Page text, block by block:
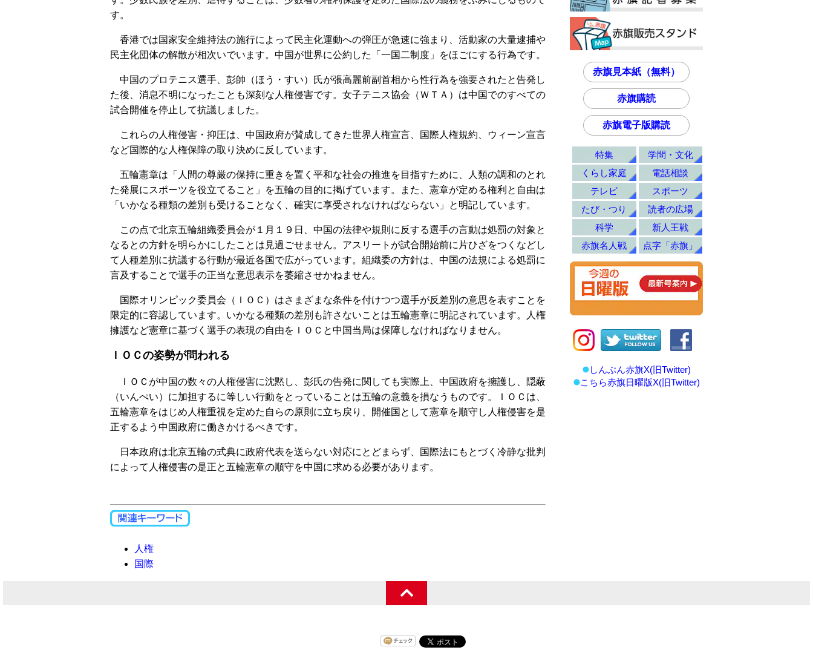
す。
香港では国家安全維持法の施行によって民主化運動への弾圧が急速に強まり、活動家の大量逮捕や
民主化団体の解散が相次いでいます。中国が世界に公約した「一国二制度」をほごにする行為です。
中国のプロテニス選手、彭帥（ほう・すい）氏が張高麗前副首相から性行為を強要されたと告発し
た後、消息不明になったことも深刻な人権侵害です。女子テニス協会（ＷＴＡ）は中国でのすべての
試合開催を停止して抗議しました。
これらの人権侵害・抑圧は、中国政府が賛成してきた世界人権宣言、国際人権規約、ウィーン宣言
など国際的な人権保障の取り決めに反しています。
五輪憲章は「人間の尊厳の保持に重きを置く平和な社会の推進を目指すために、人類の調和のとれ
た発展にスポーツを役立てること」を五輪の目的に掲げています。また、憲章が定める権利と自由は
「いかなる種類の差別も受けることなく、確実に享受されなければならない」と明記しています。
この点で北京五輪組織委員会が１月１９日、中国の法律や規則に反する選手の言動は処罰の対象と
なるとの方針を明らかにしたことは見過ごせません。アスリートが試合開始前に片ひざをつくなどし
て人種差別に抗議する行動が最近各国で広がっています。組織委の方針は、中国の法規による処罰に
言及することで選手の正当な意思表示を萎縮させかねません。
国際オリンピック委員会（ＩＯＣ）はさまざまな条件を付けつつ選手が反差別の意思を表すことを
限定的に容認しています。いかなる種類の差別も許さないことは五輪憲章に明記されています。人権
擁護など憲章に基づく選手の表現の自由をＩＯＣと中国当局は保障しなければなりません。
ＩＯＣの姿勢が問われる
ＩＯＣが中国の数々の人権侵害に沈黙し、彭氏の告発に関しても実際上、中国政府を擁護し、隠蔽
（いんぺい）に加担するに等しい行動をとっていることは五輪の意義を損なうものです。ＩＯＣは、
五輪憲章をはじめ人権重視を定めた自らの原則に立ち戻り、開催国として憲章を順守し人権侵害を是
正するよう中国政府に働きかけるべきです。
日本政府は北京五輪の式典に政府代表を送らない対応にとどまらず、国際法にもとづく冷静な批判
によって人権侵害の是正と五輪憲章の順守を中国に求める必要があります。
人権
国際
赤旗見本紙（無料）
赤旗購読
赤旗電子版購読
特集
学問・文化
くらし家庭
電話相談
テレビ
スポーツ
たび・つり
読者の広場
科学
新人王戦
赤旗名人戦
点字「赤旗」
しんぶん赤旗X(旧Twitter)
こちら赤旗日曜版X(旧Twitter)